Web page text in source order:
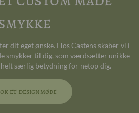
dit eget ønske. Hos Castens skaber vi i
smykker til dig, som værdsætter unikke
helt særlig betydning for netop dig.
et designmøde